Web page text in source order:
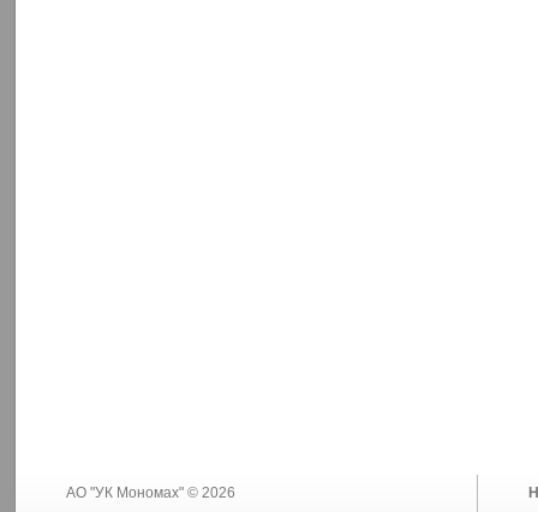
АО "УК Мономах" © 2026